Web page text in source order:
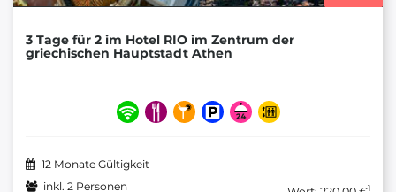
3 Tage für 2 im Hotel RIO im Zentrum der
griechischen Hauptstadt Athen
12 Monate Gültigkeit
inkl. 2 Personen
1